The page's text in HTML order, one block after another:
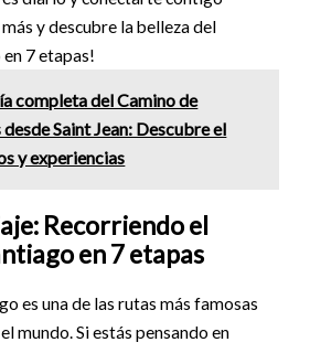
y descubre la belleza del
7 etapas!
completa del Camino de
Saint Jean: Descubre el
y experiencias
Recorriendo el
en 7 etapas
es una de las rutas más famosas
mundo. Si estás pensando en